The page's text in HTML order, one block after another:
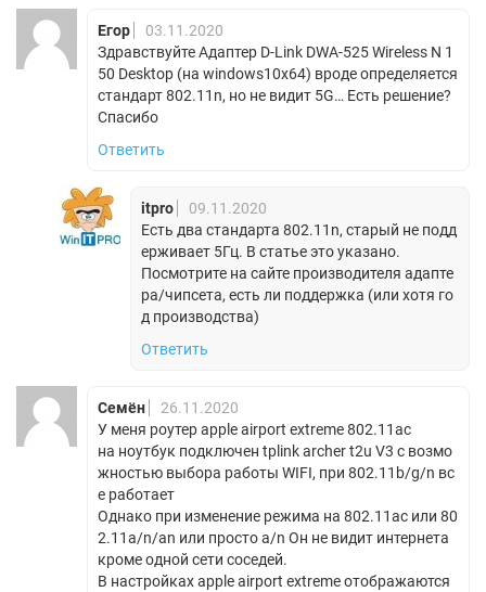
Егор
03.11.2020
Здравствуйте Адаптер D-Link DWA-525 Wireless N 1
50 Desktop (на windows10х64) вроде определяется
стандарт 802.11n, но не видит 5G… Есть решение?
Спасибо
Ответить
itpro
09.11.2020
Есть два стандарта 802.11n, старый не подд
ерживает 5Гц. В статье это указано.
Посмотрите на сайте производителя адапте
ра/чипсета, есть ли поддержка (или хотя го
д производства)
Ответить
Семён
26.11.2020
У меня роутер apple airport extreme 802.11ac
на ноутбук подключен tplink archer t2u V3 с возмо
жностью выбора работы WIFI, при 802.11b/g/n вс
е работает
Однако при изменение режима на 802.11ac или 80
2.11a/n/an или просто a/n Он не видит интернета
кроме одной сети соседей.
В настройках apple airport extreme отображаются